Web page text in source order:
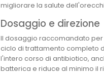
migliorare la salute
Dosaggio e direzione
Il dosaggio raccomandato
ciclo di trattamento completo
l'intero corso di antibiotico,
batterica e riduce al minimo il